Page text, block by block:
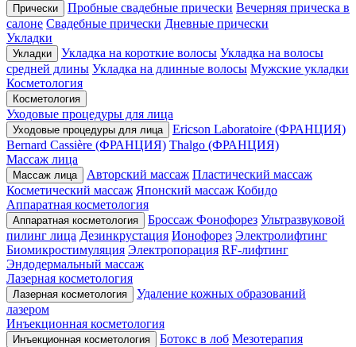
Прически Пробные свадебные прически Вечерняя прическа в
салоне Свадебные прически Дневные прически
Укладки
Укладки Укладка на короткие волосы Укладка на волосы
средней длины Укладка на длинные волосы Мужские укладки
Косметология
Косметология
Уходовые процедуры для лица
Уходовые процедуры для лица
Ericson Laboratoire (ФРАНЦИЯ)
Bernard Cassière (ФРАНЦИЯ) Thalgo (ФРАНЦИЯ)
Массаж лица
Массаж лица Авторский массаж Пластический массаж
Косметический массаж Японский массаж Кобидо
Аппаратная косметология
Аппаратная косметология Броссаж Фонофорез Ультразвуковой
пилинг лица Дезинкрустация Ионофорез Электролифтинг
Биомикростимуляция Электропорация RF-лифтинг
Эндодермальный массаж
Лазерная косметология
Лазерная косметология
Удаление кожных образований
лазером
Инъекционная косметология
Инъекционная косметология Ботокс в лоб Мезотерапия